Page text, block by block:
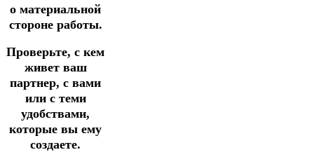
о материальной
стороне работы.
Проверьте, с кем
живет ваш
партнер, с вами
или с теми
удобствами,
которые вы ему
создаете.